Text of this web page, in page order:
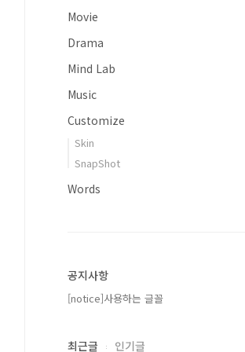
Movie
Drama
Mind Lab
Music
Customize
Skin
SnapShot
Words
공지사항
[notice]사용하는 글꼴
최근글 인기글